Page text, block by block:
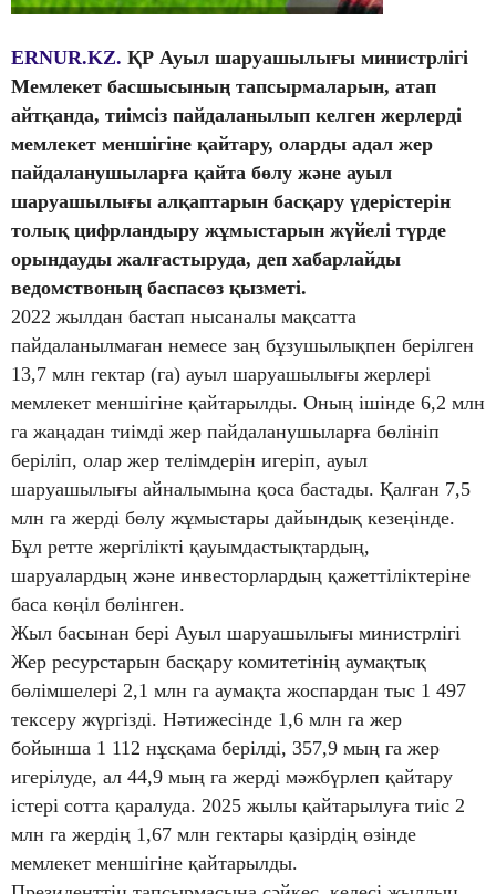
ERNUR.KZ. ҚР Ауыл шаруашылығы министрлігі
Мемлекет басшысының тапсырмаларын, атап
айтқанда, тиімсіз пайдаланылып келген жерлерді
мемлекет меншігіне қайтару, оларды адал жер
пайдаланушыларға қайта бөлу және ауыл
шаруашылығы алқаптарын басқару үдерістерін
толық цифрландыру жұмыстарын жүйелі түрде
орындауды жалғастыруда, деп хабарлайды
ведомствоның баспасөз қызметі.
2022 жылдан бастап нысаналы мақсатта
пайдаланылмаған немесе заң бұзушылықпен берілген
13,7 млн гектар (га) ауыл шаруашылығы жерлері
мемлекет меншігіне қайтарылды. Оның ішінде 6,2 млн
га жаңадан тиімді жер пайдаланушыларға бөлініп
беріліп, олар жер телімдерін игеріп, ауыл
шаруашылығы айналымына қоса бастады. Қалған 7,5
млн га жерді бөлу жұмыстары дайындық кезеңінде.
Бұл ретте жергілікті қауымдастықтардың,
шаруалардың және инвесторлардың қажеттіліктеріне
баса көңіл бөлінген.
Жыл басынан бері Ауыл шаруашылығы министрлігі
Жер ресурстарын басқару комитетінің аумақтық
бөлімшелері 2,1 млн га аумақта жоспардан тыс 1 497
тексеру жүргізді. Нәтижесінде 1,6 млн га жер
бойынша 1 112 нұсқама берілді, 357,9 мың га жер
игерілуде, ал 44,9 мың га жерді мәжбүрлеп қайтару
істері сотта қаралуда. 2025 жылы қайтарылуға тиіс 2
млн га жердің 1,67 млн гектары қазірдің өзінде
мемлекет меншігіне қайтарылды.